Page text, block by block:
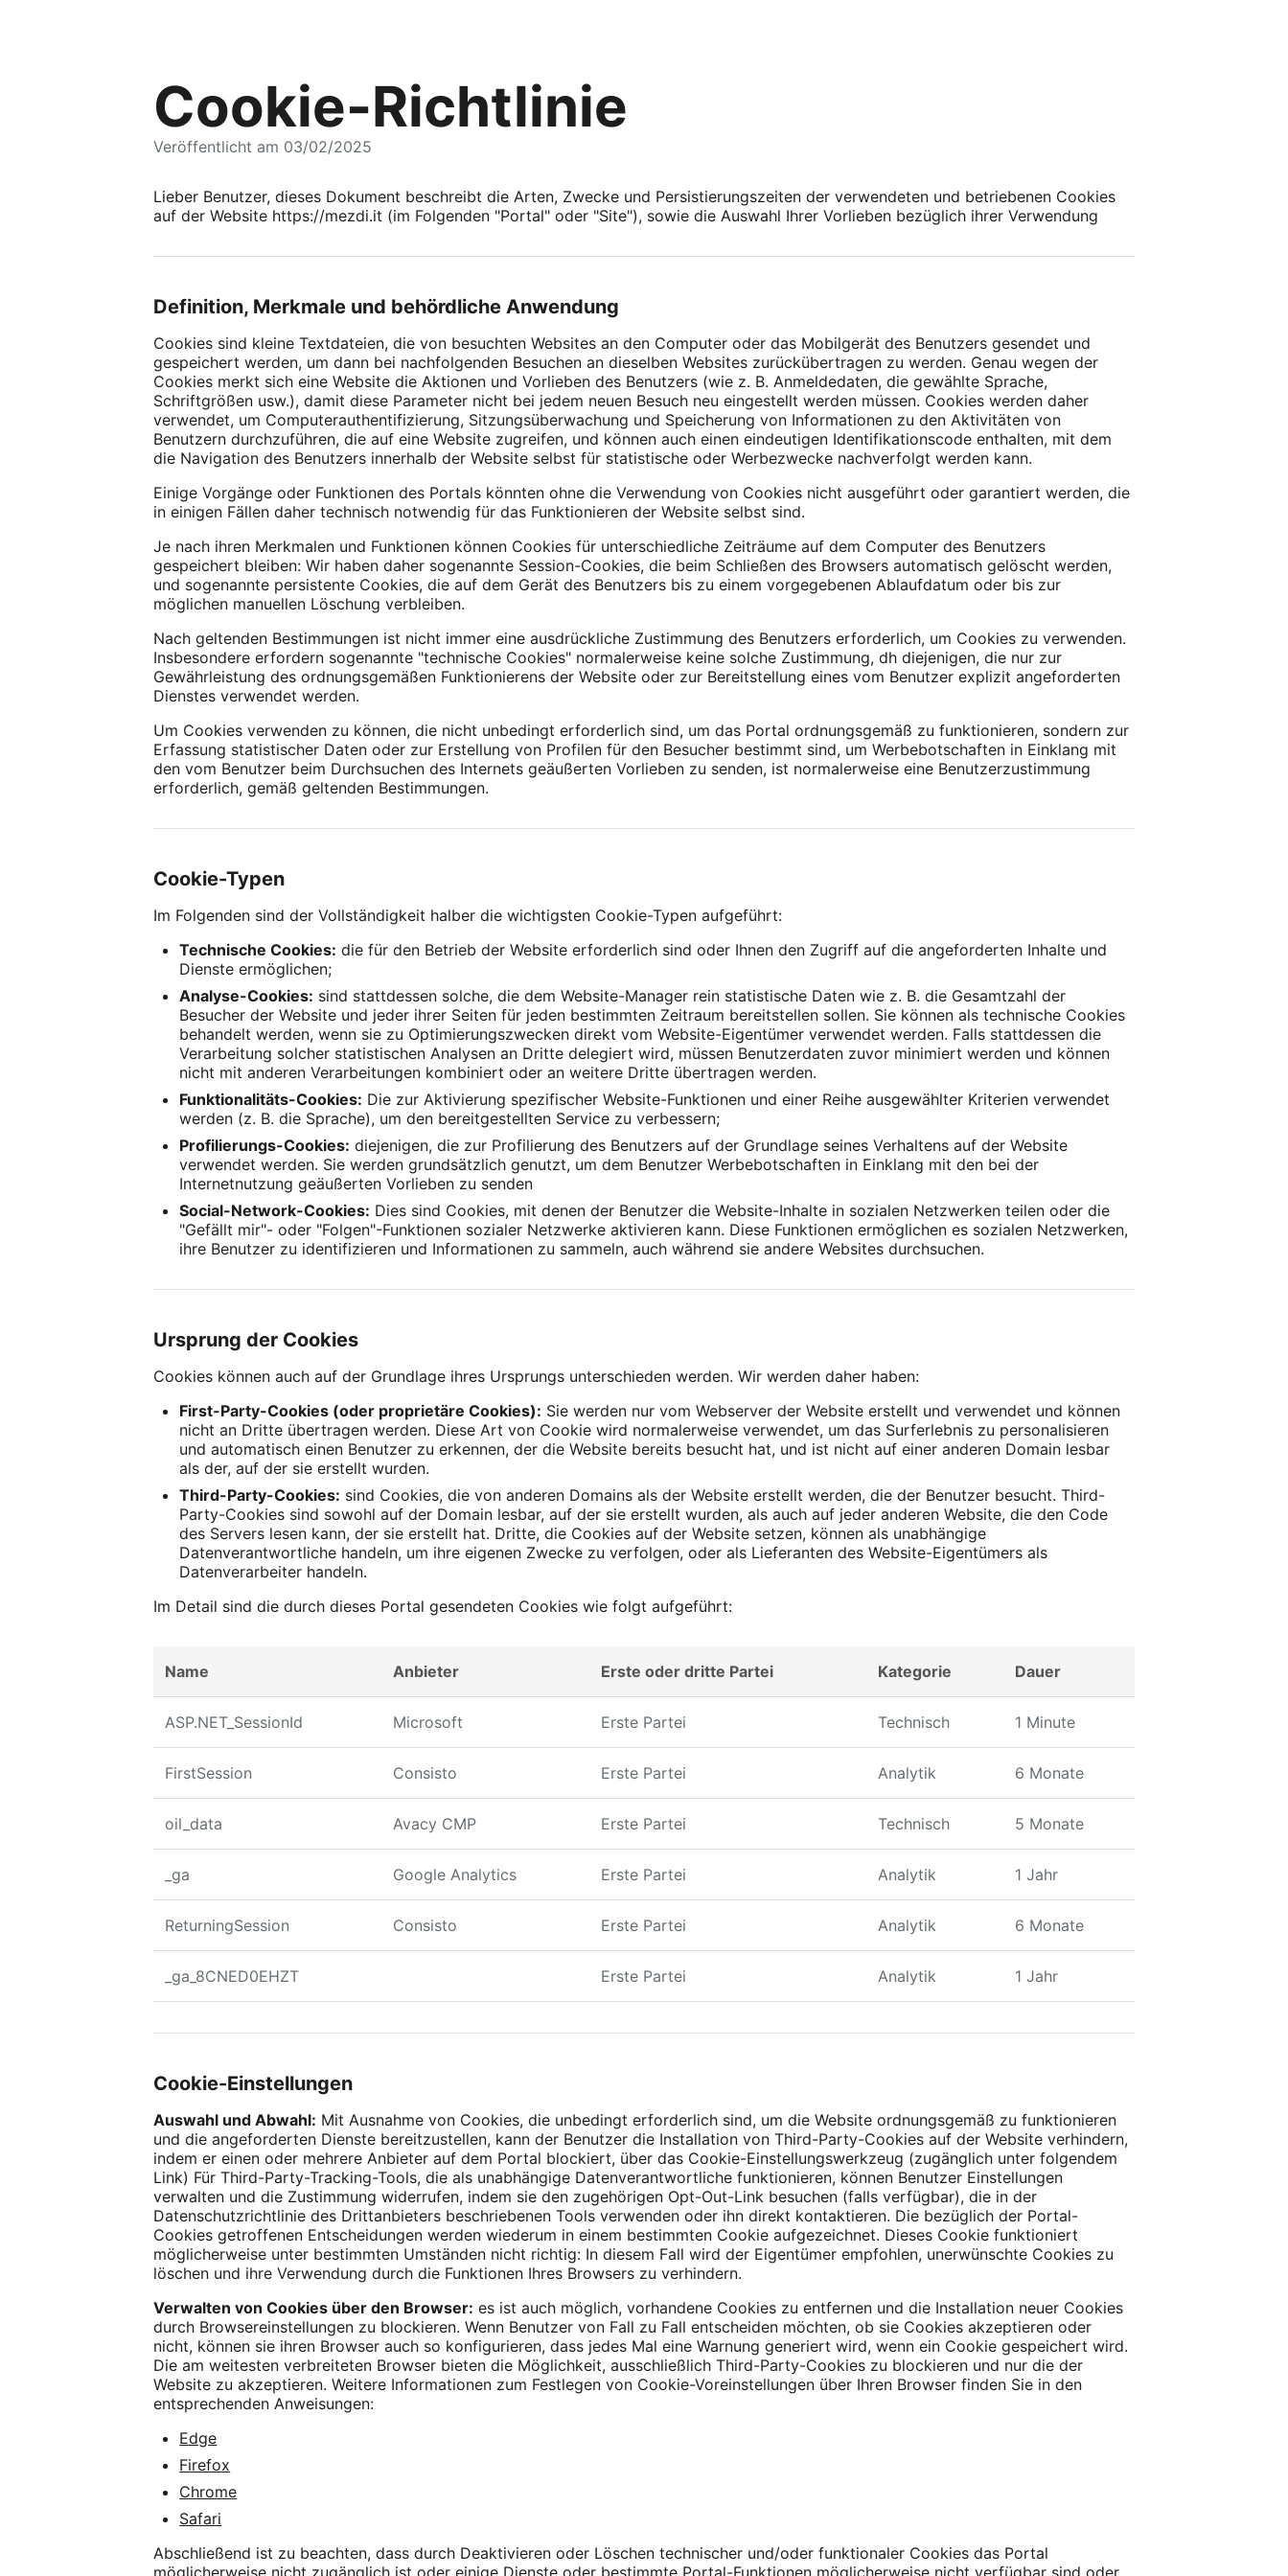
Cookie-Richtlinie
Veröffentlicht am 03/02/2025
Lieber Benutzer, dieses Dokument beschreibt die Arten, Zwecke und Persistierungszeiten der verwendeten und betriebenen Cookies
auf der Website https://mezdi.it (im Folgenden "Portal" oder "Site"), sowie die Auswahl Ihrer Vorlieben bezüglich ihrer Verwendung
Definition, Merkmale und behördliche Anwendung
Cookies sind kleine Textdateien, die von besuchten Websites an den Computer oder das Mobilgerät des Benutzers gesendet und
gespeichert werden, um dann bei nachfolgenden Besuchen an dieselben Websites zurückübertragen zu werden. Genau wegen der
Cookies merkt sich eine Website die Aktionen und Vorlieben des Benutzers (wie z. B. Anmeldedaten, die gewählte Sprache,
Schriftgrößen usw.), damit diese Parameter nicht bei jedem neuen Besuch neu eingestellt werden müssen. Cookies werden daher
verwendet, um Computerauthentifizierung, Sitzungsüberwachung und Speicherung von Informationen zu den Aktivitäten von
Benutzern durchzuführen, die auf eine Website zugreifen, und können auch einen eindeutigen Identifikationscode enthalten, mit dem
die Navigation des Benutzers innerhalb der Website selbst für statistische oder Werbezwecke nachverfolgt werden kann.
Einige Vorgänge oder Funktionen des Portals könnten ohne die Verwendung von Cookies nicht ausgeführt oder garantiert werden, die
in einigen Fällen daher technisch notwendig für das Funktionieren der Website selbst sind.
Je nach ihren Merkmalen und Funktionen können Cookies für unterschiedliche Zeiträume auf dem Computer des Benutzers
gespeichert bleiben: Wir haben daher sogenannte Session-Cookies, die beim Schließen des Browsers automatisch gelöscht werden,
und sogenannte persistente Cookies, die auf dem Gerät des Benutzers bis zu einem vorgegebenen Ablaufdatum oder bis zur
möglichen manuellen Löschung verbleiben.
Nach geltenden Bestimmungen ist nicht immer eine ausdrückliche Zustimmung des Benutzers erforderlich, um Cookies zu verwenden.
Insbesondere erfordern sogenannte "technische Cookies" normalerweise keine solche Zustimmung, dh diejenigen, die nur zur
Gewährleistung des ordnungsgemäßen Funktionierens der Website oder zur Bereitstellung eines vom Benutzer explizit angeforderten
Dienstes verwendet werden.
Um Cookies verwenden zu können, die nicht unbedingt erforderlich sind, um das Portal ordnungsgemäß zu funktionieren, sondern zur
Erfassung statistischer Daten oder zur Erstellung von Profilen für den Besucher bestimmt sind, um Werbebotschaften in Einklang mit
den vom Benutzer beim Durchsuchen des Internets geäußerten Vorlieben zu senden, ist normalerweise eine Benutzerzustimmung
erforderlich, gemäß geltenden Bestimmungen.
Cookie-Typen
Im Folgenden sind der Vollständigkeit halber die wichtigsten Cookie-Typen aufgeführt:
Technische Cookies: die für den Betrieb der Website erforderlich sind oder Ihnen den Zugriff auf die angeforderten Inhalte und
Dienste ermöglichen;
Analyse-Cookies: sind stattdessen solche, die dem Website-Manager rein statistische Daten wie z. B. die Gesamtzahl der
Besucher der Website und jeder ihrer Seiten für jeden bestimmten Zeitraum bereitstellen sollen. Sie können als technische Cookies
behandelt werden, wenn sie zu Optimierungszwecken direkt vom Website-Eigentümer verwendet werden. Falls stattdessen die
Verarbeitung solcher statistischen Analysen an Dritte delegiert wird, müssen Benutzerdaten zuvor minimiert werden und können
nicht mit anderen Verarbeitungen kombiniert oder an weitere Dritte übertragen werden.
Funktionalitäts-Cookies: Die zur Aktivierung spezifischer Website-Funktionen und einer Reihe ausgewählter Kriterien verwendet
werden (z. B. die Sprache), um den bereitgestellten Service zu verbessern;
Profilierungs-Cookies: diejenigen, die zur Profilierung des Benutzers auf der Grundlage seines Verhaltens auf der Website
verwendet werden. Sie werden grundsätzlich genutzt, um dem Benutzer Werbebotschaften in Einklang mit den bei der
Internetnutzung geäußerten Vorlieben zu senden
Social-Network-Cookies: Dies sind Cookies, mit denen der Benutzer die Website-Inhalte in sozialen Netzwerken teilen oder die
"Gefällt mir"- oder "Folgen"-Funktionen sozialer Netzwerke aktivieren kann. Diese Funktionen ermöglichen es sozialen Netzwerken,
ihre Benutzer zu identifizieren und Informationen zu sammeln, auch während sie andere Websites durchsuchen.
Ursprung der Cookies
Cookies können auch auf der Grundlage ihres Ursprungs unterschieden werden. Wir werden daher haben:
First-Party-Cookies (oder proprietäre Cookies): Sie werden nur vom Webserver der Website erstellt und verwendet und können
nicht an Dritte übertragen werden. Diese Art von Cookie wird normalerweise verwendet, um das Surferlebnis zu personalisieren
und automatisch einen Benutzer zu erkennen, der die Website bereits besucht hat, und ist nicht auf einer anderen Domain lesbar
als der, auf der sie erstellt wurden.
Third-Party-Cookies: sind Cookies, die von anderen Domains als der Website erstellt werden, die der Benutzer besucht. Third-
Party-Cookies sind sowohl auf der Domain lesbar, auf der sie erstellt wurden, als auch auf jeder anderen Website, die den Code
des Servers lesen kann, der sie erstellt hat. Dritte, die Cookies auf der Website setzen, können als unabhängige
Datenverantwortliche handeln, um ihre eigenen Zwecke zu verfolgen, oder als Lieferanten des Website-Eigentümers als
Datenverarbeiter handeln.
Im Detail sind die durch dieses Portal gesendeten Cookies wie folgt aufgeführt:
Name Anbieter Erste oder dritte Partei Kategorie Dauer
ASP.NET_SessionId Microsoft Erste Partei Technisch 1 Minute
FirstSession Consisto Erste Partei Analytik 6 Monate
oil_data Avacy CMP Erste Partei Technisch 5 Monate
_ga Google Analytics Erste Partei Analytik 1 Jahr
ReturningSession Consisto Erste Partei Analytik 6 Monate
_ga_8CNED0EHZT Erste Partei Analytik 1 Jahr
Cookie-Einstellungen
Auswahl und Abwahl: Mit Ausnahme von Cookies, die unbedingt erforderlich sind, um die Website ordnungsgemäß zu funktionieren
und die angeforderten Dienste bereitzustellen, kann der Benutzer die Installation von Third-Party-Cookies auf der Website verhindern,
indem er einen oder mehrere Anbieter auf dem Portal blockiert, über das Cookie-Einstellungswerkzeug (zugänglich unter folgendem
Link) Für Third-Party-Tracking-Tools, die als unabhängige Datenverantwortliche funktionieren, können Benutzer Einstellungen
verwalten und die Zustimmung widerrufen, indem sie den zugehörigen Opt-Out-Link besuchen (falls verfügbar), die in der
Datenschutzrichtlinie des Drittanbieters beschriebenen Tools verwenden oder ihn direkt kontaktieren. Die bezüglich der Portal-
Cookies getroffenen Entscheidungen werden wiederum in einem bestimmten Cookie aufgezeichnet. Dieses Cookie funktioniert
möglicherweise unter bestimmten Umständen nicht richtig: In diesem Fall wird der Eigentümer empfohlen, unerwünschte Cookies zu
löschen und ihre Verwendung durch die Funktionen Ihres Browsers zu verhindern.
Verwalten von Cookies über den Browser: es ist auch möglich, vorhandene Cookies zu entfernen und die Installation neuer Cookies
durch Browsereinstellungen zu blockieren. Wenn Benutzer von Fall zu Fall entscheiden möchten, ob sie Cookies akzeptieren oder
nicht, können sie ihren Browser auch so konfigurieren, dass jedes Mal eine Warnung generiert wird, wenn ein Cookie gespeichert wird.
Die am weitesten verbreiteten Browser bieten die Möglichkeit, ausschließlich Third-Party-Cookies zu blockieren und nur die der
Website zu akzeptieren. Weitere Informationen zum Festlegen von Cookie-Voreinstellungen über Ihren Browser finden Sie in den
entsprechenden Anweisungen:
Edge
Firefox
Chrome
Safari
Abschließend ist zu beachten, dass durch Deaktivieren oder Löschen technischer und/oder funktionaler Cookies das Portal
möglicherweise nicht zugänglich ist oder einige Dienste oder bestimmte Portal-Funktionen möglicherweise nicht verfügbar sind oder